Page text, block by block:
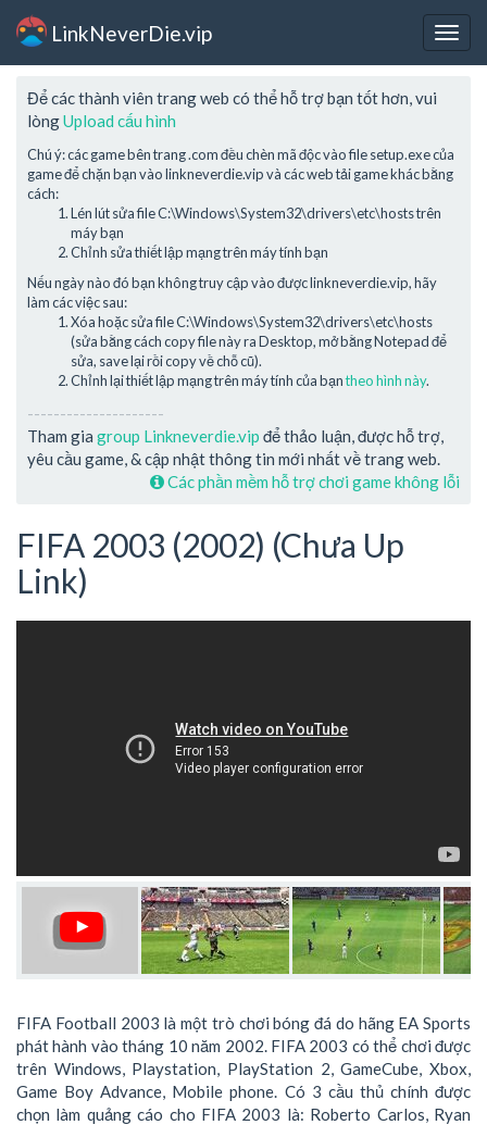
LinkNeverDie.vip
Để các thành viên trang web có thể hỗ trợ bạn tốt hơn, vui
lòngUpload cấu hình
Chú ý: các game bên trang .com đều chèn mã độc vào file setup.exe của
game để chặn bạn vào linkneverdie.vip và các web tải game khác bằng
cách:
Lén lút sửa file C:\Windows\System32\drivers\etc\hosts trên
máy bạn
Chỉnh sửa thiết lập mạng trên máy tính bạn
Nếu ngày nào đó bạn không truy cập vào được linkneverdie.vip, hãy
làm các việc sau:
Xóa hoặc sửa file C:\Windows\System32\drivers\etc\hosts
(sửa bằng cách copy file này ra Desktop, mở bằng Notepad để
sửa, save lại rồi copy về chỗ cũ).
Chỉnh lại thiết lập mạng trên máy tính của bạntheo hình này.
---------------------
Tham gia group Linkneverdie.vip để thảo luận, được hỗ trợ,
yêu cầu game, & cập nhật thông tin mới nhất về trang web.
Các phần mềm hỗ trợ chơi game không lỗi
FIFA 2003 (2002) (Chưa Up
Link)
FIFA Football 2003 là một trò chơi bóng đá do hãng EA Sports
phát hành vào tháng 10 năm 2002. FIFA 2003 có thể chơi được
trên Windows, Playstation, PlayStation 2, GameCube, Xbox,
Game Boy Advance, Mobile phone. Có 3 cầu thủ chính được
chọn làm quảng cáo cho FIFA 2003 là: Roberto Carlos, Ryan